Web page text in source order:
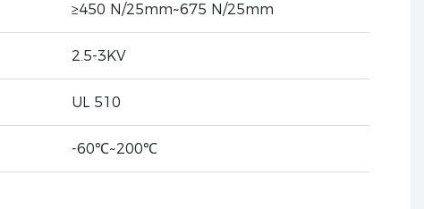
≥450 N/25mm~675 N/25mm
2.5-3KV
UL 510
-60℃~200℃